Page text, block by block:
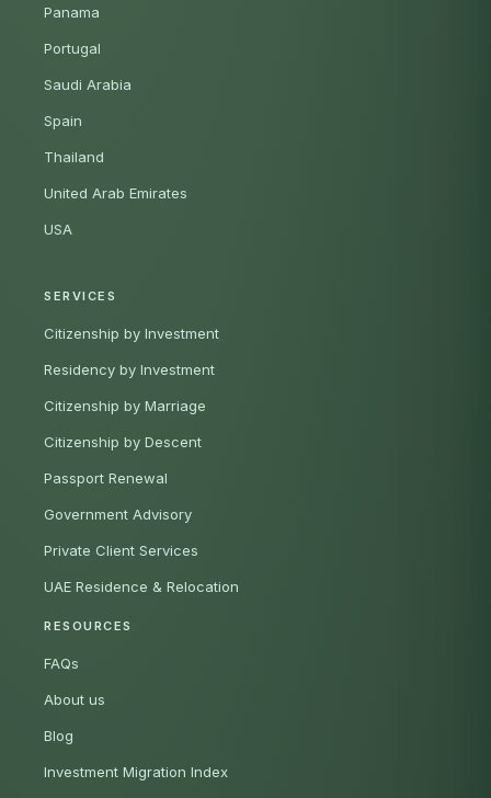
Panama
Portugal
Saudi Arabia
Spain
Thailand
United Arab Emirates
USA
SERVICES
Citizenship by Investment
Residency by Investment
Citizenship by Marriage
Citizenship by Descent
Passport Renewal
Government Advisory
Private Client Services
UAE Residence & Relocation
RESOURCES
FAQs
About us
Blog
Investment Migration Index